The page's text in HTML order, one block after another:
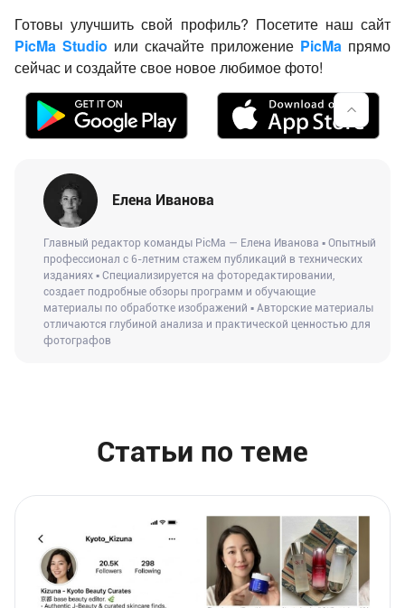
Готовы улучшить свой профиль? Посетите наш сайт
PicMa Studio или скачайте приложение PicMa прямо
сейчас и создайте свое новое любимое фото!
Елена Иванова
Главный редактор команды PicMa — Елена Иванова ▪ Опытный
профессионал с 6-летним стажем публикаций в технических
изданиях ▪ Специализируется на фоторедактировании,
создает подробные обзоры программ и обучающие
материалы по обработке изображений ▪ Авторские материалы
отличаются глубиной анализа и практической ценностью для
фотографов
Статьи по теме